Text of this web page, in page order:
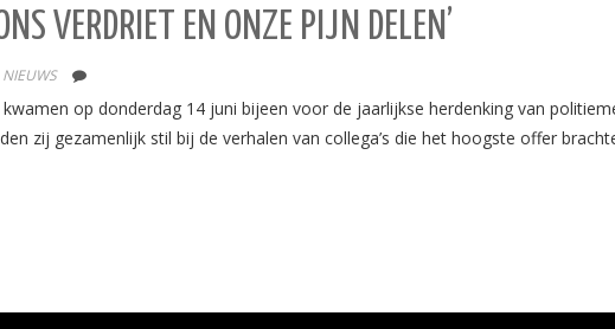
VERDRIET EN ONZE PIJN DELEN’
NIEUWS
op donderdag 14 juni bijeen voor de jaarlijkse herdenking van
zij gezamenlijk stil bij de verhalen van collega’s die het hoogste offer